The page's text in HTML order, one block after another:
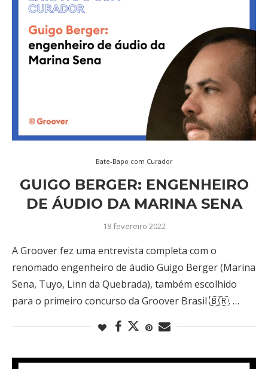
Bate-Bapo com Curador
GUIGO BERGER: ENGENHEIRO
DE ÁUDIO DA MARINA SENA
18 fevereiro 2022
A Groover fez uma entrevista completa com o
renomado engenheiro de áudio Guigo Berger (Marina
Sena, Tuyo, Linn da Quebrada), também escolhido
para o primeiro concurso da Groover Brasil 🇧🇷. …